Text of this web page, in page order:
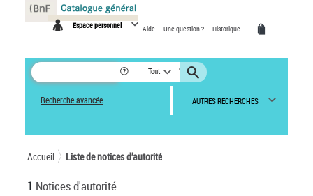
Espace personnel Aide Une question ? Historique
Tout
Recherche avancée AUTRES RECHERCHES
Accueil Liste de notices d’autorité
1 Notices d'autorité
Panneau de gestion des cookies